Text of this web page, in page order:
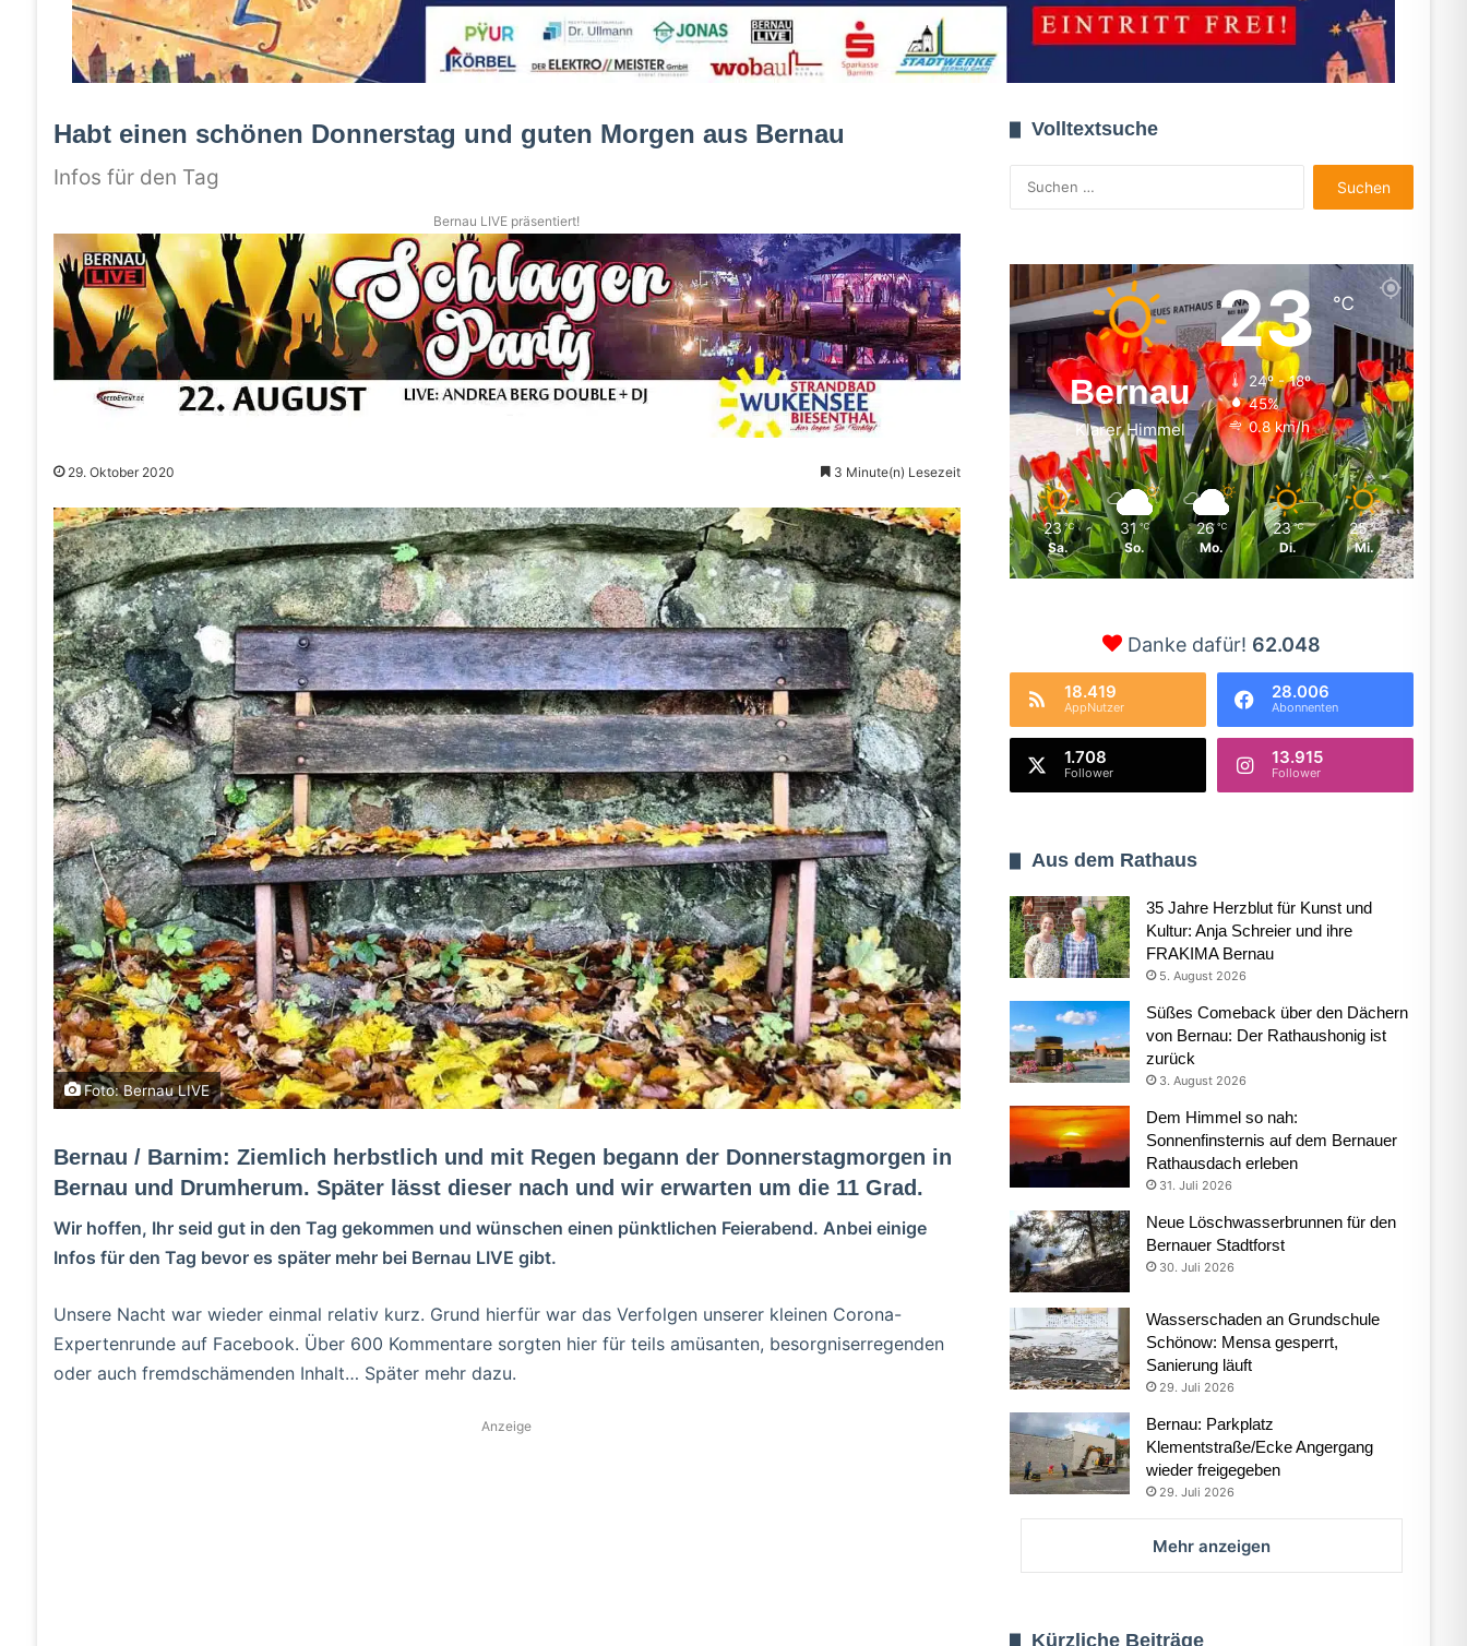
Habt einen schönen Donnerstag und guten Morgen aus Bernau
Infos für den Tag
Bernau LIVE präsentiert!
29. Oktober 2020 3 Minute(n) Lesezeit
Foto: Bernau LIVE
Bernau / Barnim: Ziemlich herbstlich und mit Regen begann der Donnerstagmorgen in
Bernau und Drumherum. Später lässt dieser nach und wir erwarten um die 11 Grad.
Wir hoffen, Ihr seid gut in den Tag gekommen und wünschen einen pünktlichen Feierabend. Anbei einige
Infos für den Tag bevor es später mehr bei Bernau LIVE gibt.
Unsere Nacht war wieder einmal relativ kurz. Grund hierfür war das Verfolgen unserer kleinen Corona-
Expertenrunde auf Facebook. Über 600 Kommentare sorgten hier für teils amüsanten, besorgniserregenden
oder auch fremdschämenden Inhalt… Später mehr dazu.
Anzeige
Volltextsuche
nach:
Bernau
Klarer Himmel
23℃
24º - 18º
45%
0.8 km/h
23 ℃
Sa.
31 ℃
So.
26 ℃
Mo.
23 ℃
Di.
25 ℃
Mi.
Danke dafür! 62.048
18.419
AppNutzer
28.006
Abonnenten
1.708
Follower
13.915
Follower
Aus dem Rathaus
35 Jahre Herzblut für Kunst und
Kultur: Anja Schreier und ihre
FRAKIMA Bernau
5. August 2026
Süßes Comeback über den Dächern
von Bernau: Der Rathaushonig ist
zurück
3. August 2026
Dem Himmel so nah:
Sonnenfinsternis auf dem Bernauer
Rathausdach erleben
31. Juli 2026
Neue Löschwasserbrunnen für den
Bernauer Stadtforst
30. Juli 2026
Wasserschaden an Grundschule
Schönow: Mensa gesperrt,
Sanierung läuft
29. Juli 2026
Bernau: Parkplatz
Klementstraße/Ecke Angergang
wieder freigegeben
29. Juli 2026
Mehr anzeigen
Kürzliche Beiträge